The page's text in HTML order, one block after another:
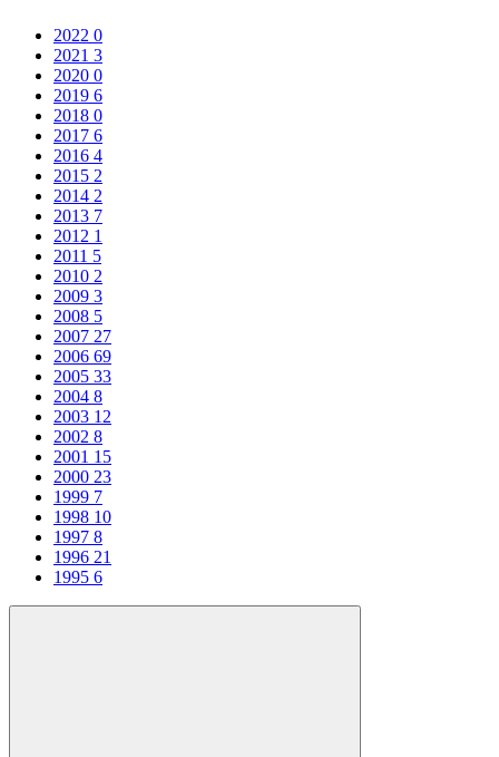
2022 0
2021 3
2020 0
2019 6
2018 0
2017 6
2016 4
2015 2
2014 2
2013 7
2012 1
2011 5
2010 2
2009 3
2008 5
2007 27
2006 69
2005 33
2004 8
2003 12
2002 8
2001 15
2000 23
1999 7
1998 10
1997 8
1996 21
1995 6